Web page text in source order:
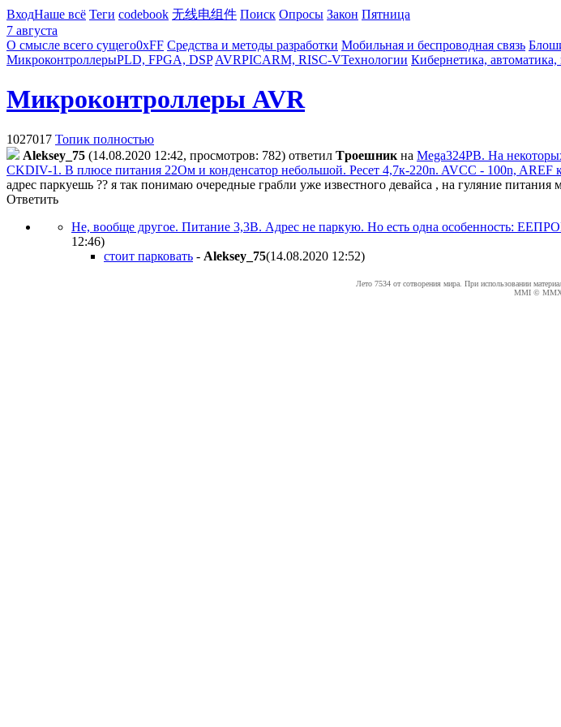
ВходНаше всё Теги codebook 无线电组件 Поиск Опросы Закон Пятница
7 августа
О смысле всего сущего0xFF Средства и методы разработки Мобильная и беспроводная связь
МикроконтроллерыPLD, FPGA, DSP AVRPICARM, RISC-VТехнологии Кибернетика,
Микроконтроллеры AVR
1027017 Топик полностью
Aleksey_75 (14.08.2020 12:42, просмотров: 782) ответил Tpoeшник на Mega324PB. На
CKDIV-1. В плюсе питания 22Ом и конденсатор небольшой. Ресет 4,7к-220n. AVCC - 100n,
адрес паркуешь ?? я так понимаю очередные грабли уже известного девайса , на гуляние
Ответить
Не, вообще другое. Питание 3,3В. Адрес не паркую. Но есть одна особенность:
12:46)
стоит парковать - Aleksey_75(14.08.2020 12:52)
Лето 7534 от сотворения мира. При использовании
MMI ©